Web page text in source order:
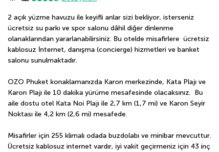
2 açık yüzme havuzu ile keyifli anlar sizi bekliyor, isterseniz
ücretsiz su parkı ve spor salonu dâhil diğer dinlenme
olanaklarından yararlanabilirsiniz. Bu otelde misafirlere  ücretsiz
kablosuz İnternet, danışma (concierge) hizmetleri ve banket
salonu sunulmaktadır.
OZO Phuket konaklamanızda Karon merkezinde, Kata Plajı ve
Karon Plajı ile 10 dakika yürüme mesafesinde olacaksınız.  Bu
aile dostu otel Kata Noi Plajı ile 2,7 km (1,7 mi) ve Karon Seyir
Noktası ile 4,2 km (2,6 mi) mesafede.
Misafirler için 255 klimalı odada buzdolabı ve minibar mevcuttur.
Ücretsiz kablosuz internet vardır, iyi vakit geçirmeniz için 43 inç